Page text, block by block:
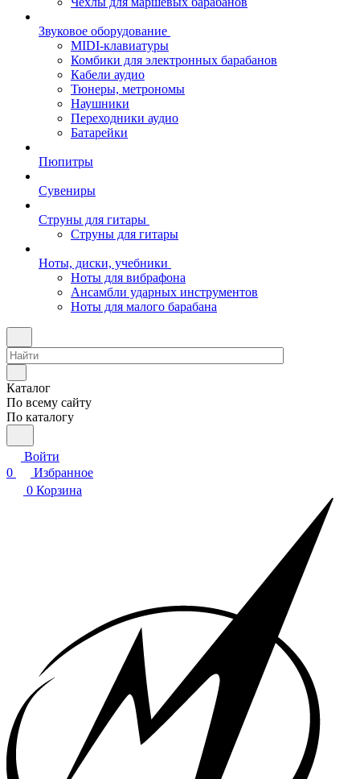
Звуковое оборудование
MIDI-клавиатуры
Комбики для электронных барабанов
Кабели аудио
Тюнеры, метрономы
Наушники
Переходники аудио
Батарейки
Пюпитры
Сувениры
Струны для гитары
Струны для гитары
Ноты, диски, учебники
Ноты для вибрафона
Ансамбли ударных инструментов
Ноты для малого барабана
Каталог
По всему сайту
По каталогу
Войти
0
Избранное
0 Корзина